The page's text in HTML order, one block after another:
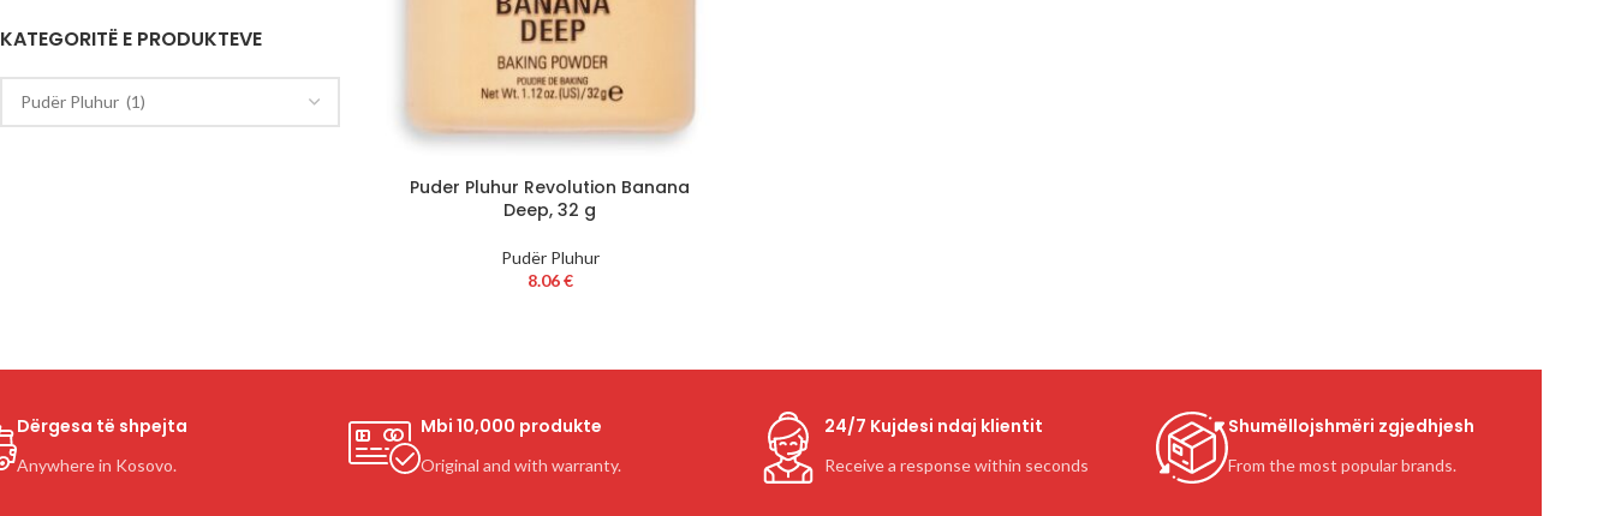
KATEGORITË E PRODUKTEVE
Puder Pluhur Revolution Banana
Deep, 32 g
Pudër Pluhur
8.06€
Dërgesa të shpejta
Anywhere in Kosovo.
Mbi 10,000 produkte
Original and with warranty.
24/7 Kujdesi ndaj klientit
Receive a response within seconds
Shumëllojshmëri zgjedhjesh
From the most popular brands.